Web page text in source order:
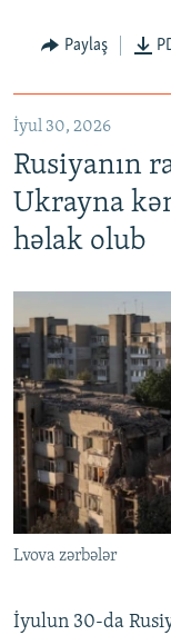
Paylaş
İyul 30, 2026
Rusiyanın
Ukrayna
həlak olub
Lvova zərbələr
İyulun 30-da